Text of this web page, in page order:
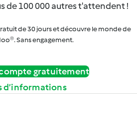
de 100 000 autres t'attendent !
de 30 jours et découvre le monde de
Sans engagement.
gratuitement
d’informations